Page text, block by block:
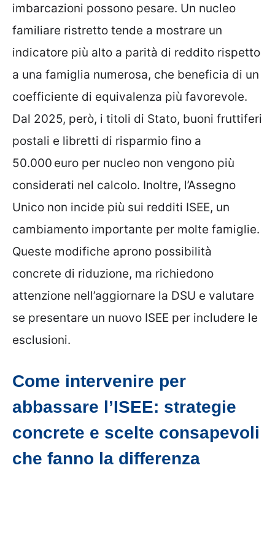
imbarcazioni possono pesare. Un nucleo
familiare ristretto tende a mostrare un
indicatore più alto a parità di reddito rispetto
a una famiglia numerosa, che beneficia di un
coefficiente di equivalenza più favorevole.
Dal 2025, però, i titoli di Stato, buoni fruttiferi
postali e libretti di risparmio fino a
50.000 euro per nucleo non vengono più
considerati nel calcolo. Inoltre, l’Assegno
Unico non incide più sui redditi ISEE, un
cambiamento importante per molte famiglie.
Queste modifiche aprono possibilità
concrete di riduzione, ma richiedono
attenzione nell’aggiornare la DSU e valutare
se presentare un nuovo ISEE per includere le
esclusioni.
Come intervenire per
abbassare l’ISEE: strategie
concrete e scelte consapevoli
che fanno la differenza